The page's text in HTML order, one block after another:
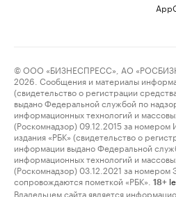
© ООО «БИЗНЕСПРЕСС», АО
2026. Сообщения и материалы
(свидетельство о регистрации
выдано Федеральной службой по
информационных технологий и
(Роскомнадзор) 09.12.2015 за
издания «РБК» (свидетельство о
информации выдано Федеральной
информационных технологий и
(Роскомнадзор) 03.12.2021 за
сопровождаются пометкой «РБК».
18+
Владельцем сайта является